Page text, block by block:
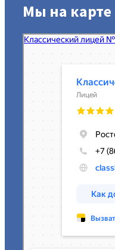
Мы на карте
МАОУ Классический лицей
Лицей в Ростове‑на‑Дону